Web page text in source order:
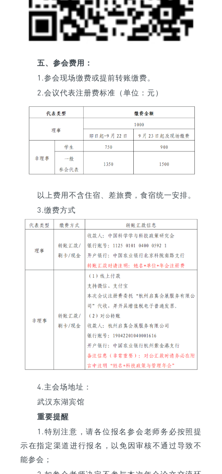
五、参会费用：
1.参会现场缴费或提前转账缴费。
2.会议代表注册费标准（单位：元）
以上费用不含住宿、差旅费，食宿统一安排。
3.缴费方式
4.主会场地址：
武汉东湖宾馆
重要提醒
1.特别注意，请各位报名参会老师务必按照提
示在指定渠道进行报名，以免因审核不通过导致不
能参会；